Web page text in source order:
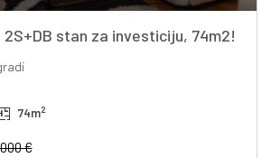
stan za investiciju, 74m2!
74m2
€